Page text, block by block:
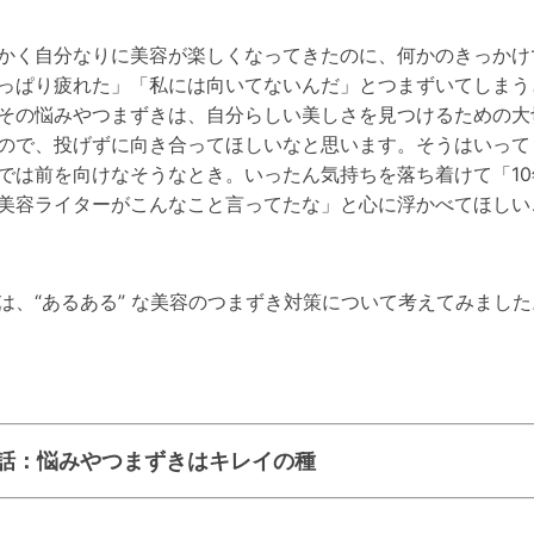
く自分なりに美容が楽しくなってきたのに、何かのきっか
ぱり疲れた」「私には向いてないんだ」とつまずいてしまう
の悩みやつまずきは、自分らしい美しさを見つけるための大
で、投げずに向き合ってほしいなと思います。そうはいって
は前を向けなそうなとき。いったん気持ちを落ち着けて「10
容ライターがこんなこと言ってたな」と心に浮かべてほしい
、“あるある” な美容のつまずき対策について考えてみました
：悩みやつまずきはキレイの種